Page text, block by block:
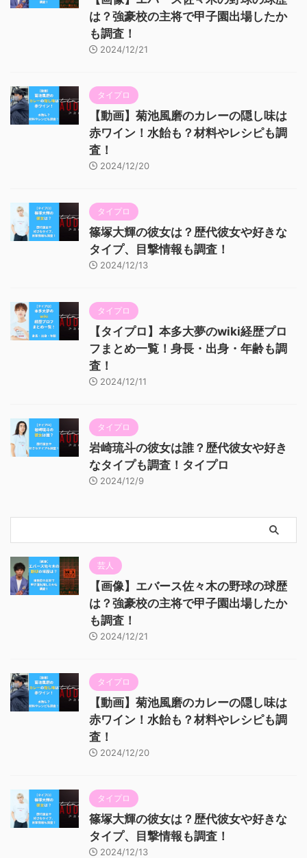
は？強豪校の主将で甲子園出場したか
も調査！
2024/12/21
タイプロ
【動画】菊池風磨のカレーの隠し味は
赤ワイン！水飴も？材料やレシピも調
査！
2024/12/20
タイプロ
篠塚大輝の彼女は？歴代彼女や好きな
タイプ、目撃情報も調査！
2024/12/13
タイプロ
【タイプロ】本多大夢のwiki経歴プロ
フまとめ一覧！身長・出身・年齢も調
査！
2024/12/11
タイプロ
岩崎琉斗の彼女は誰？歴代彼女や好き
なタイプも調査！タイプロ
2024/12/9
芸人
【画像】エバース佐々木の野球の球歴
は？強豪校の主将で甲子園出場したか
も調査！
2024/12/21
タイプロ
【動画】菊池風磨のカレーの隠し味は
赤ワイン！水飴も？材料やレシピも調
査！
2024/12/20
タイプロ
篠塚大輝の彼女は？歴代彼女や好きな
タイプ、目撃情報も調査！
2024/12/13